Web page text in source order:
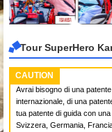
Tour SuperHero
CAUTION
Avrai bisogno di una
internazionale, di una
tua patente di guida con
Svizzera, Germania,